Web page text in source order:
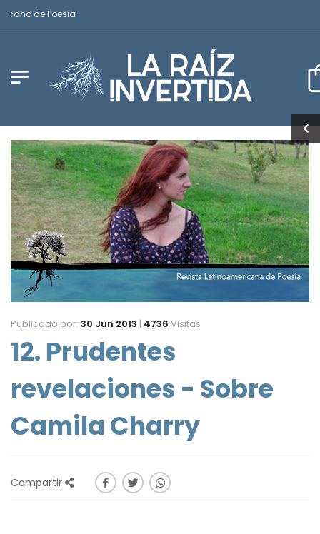
de Poesía
Publicado por: 30 Jun 2013 | 4736 Visitas
12. Prudentes
revelaciones - Sobre
Camila Charry
Compartir